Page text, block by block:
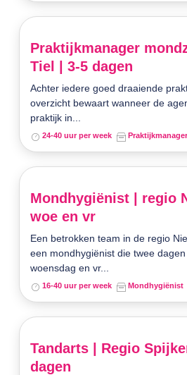
Praktijkmanager
Tiel | 3-5 dagen
Achter iedere goed draaiende
overzicht bewaart wanneer de
praktijk in...
24-40 uur per week Praktijkmanager
Mondhygiënist | regio
woe en vr
Een betrokken team in de regio
een mondhygiënist die twee
woensdag en vr...
16-40 uur per week Mondhygiënist
Tandarts | Regio
dagen